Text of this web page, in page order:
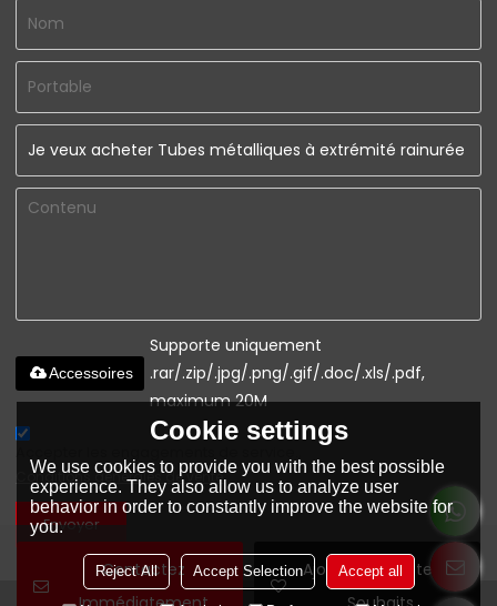
Contactez
Ajouter À La Liste De
Supporte uniquement
.rar/.zip/.jpg/.png/.gif/.doc/.xls/.pdf,
maximum 20M
Accessoires
Conditions générales de vente
Envoyer
Cookie settings
We use cookies to provide you with the best possible
experience. They also allow us to analyze user
behavior in order to constantly improve the website for
you.
Reject All Accept Selection Accept all